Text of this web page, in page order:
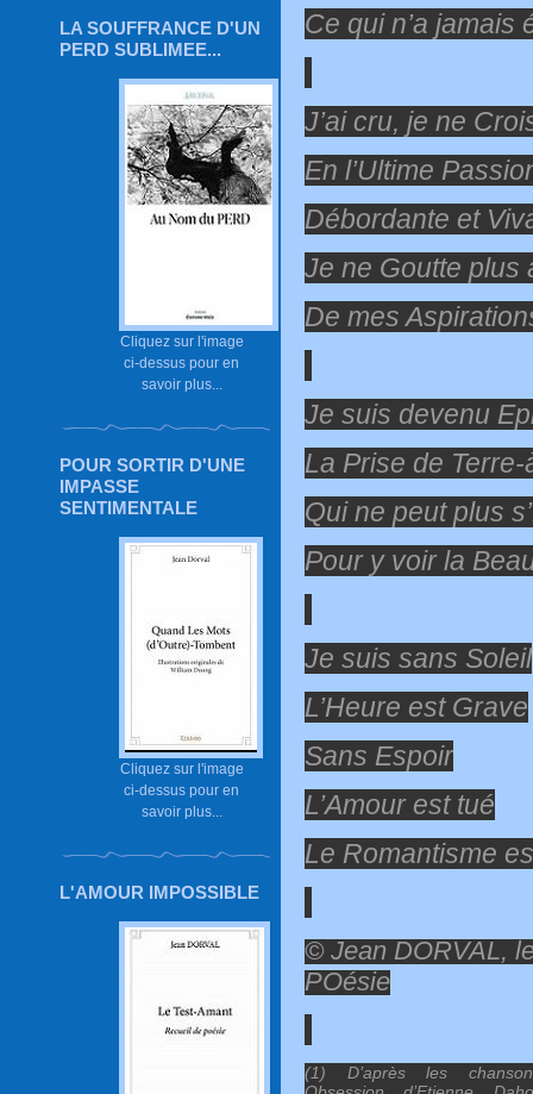
LA SOUFFRANCE D'UN
PERD SUBLIMEE...
Cliquez sur l'image
ci-dessus pour en
savoir plus...
POUR SORTIR D'UNE
IMPASSE
SENTIMENTALE
Cliquez sur l'image
ci-dessus pour en
savoir plus...
L'AMOUR IMPOSSIBLE
Ce qui n’a jamais
J’ai cru, je ne
En l’Ultime
Débordante et
Je ne Goutte plus
De mes
Je suis devenu
La Prise de Terre-
Qui ne peut plus
Pour y voir la
Je suis sans Soleil
L’Heure est Grave
Sans Espoir
L’Amour est tué
Le Romantisme
© Jean DORVAL,
POésie
(1) D’après les